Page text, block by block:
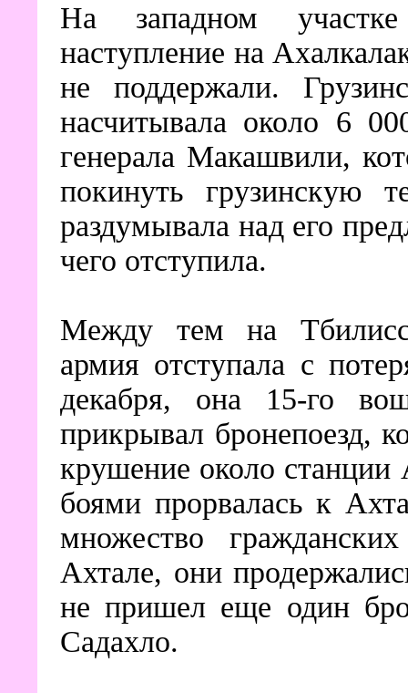
На западном
наступление на
не поддержали.
насчитывала около 6
генерала Макашвили,
покинуть грузинскую
раздумывала над его
чего отступила.
Между тем на
армия отступала с
декабря, она 15-го
прикрывал бронепоезд,
крушение около станции
боями прорвалась к
множество
Ахтале, они
не пришел еще один
Садахло.